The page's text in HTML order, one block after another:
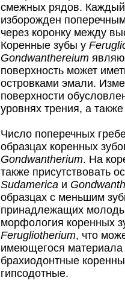
смежных рядов.
изборожден
через коронку между
Коренные зубы у
Gondwanthereium
поверхность может
островками эмали.
поверхности
уровнях трения, а
Число поперечных
образцах коренных
Gondwantherium. На
также присутствовать
Sudamerica и
образцах с меньшим
принадлежащих
морфология коренных
Ferugliotherium, что
имеющегося
брахиодонтные
гипсодотные.